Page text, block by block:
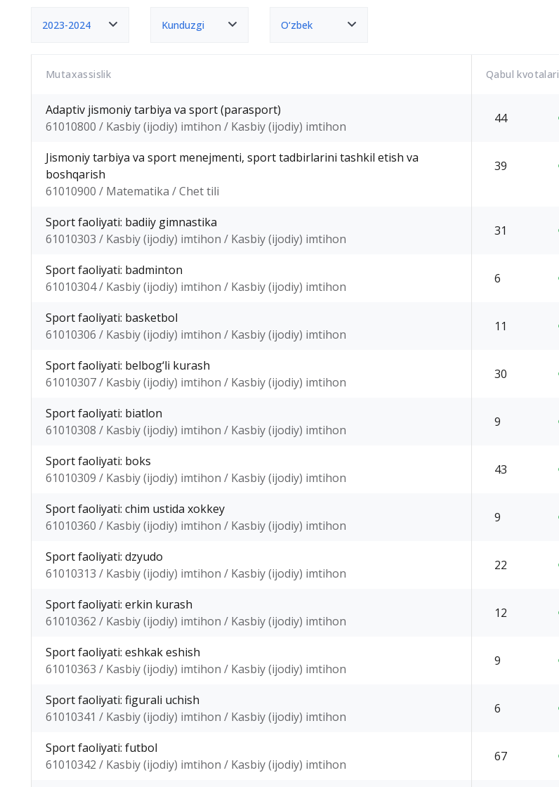
2023-2024 Kunduzgi O‘zbek
Mutaxassislik Qabul kvotalari
Adaptiv jismoniy tarbiya va sport (parasport)
61010800 / Kasbiy (ijodiy) imtihon / Kasbiy (ijodiy) imtihon
44
Jismoniy tarbiya va sport menejmenti, sport tadbirlarini tashkil etish va
boshqarish
61010900 / Matematika / Chet tili
39
Sport faoliyati: badiiy gimnastika
61010303 / Kasbiy (ijodiy) imtihon / Kasbiy (ijodiy) imtihon
31
Sport faoliyati: badminton
61010304 / Kasbiy (ijodiy) imtihon / Kasbiy (ijodiy) imtihon
6
Sport faoliyati: basketbol
61010306 / Kasbiy (ijodiy) imtihon / Kasbiy (ijodiy) imtihon
11
Sport faoliyati: belbog‘li kurash
61010307 / Kasbiy (ijodiy) imtihon / Kasbiy (ijodiy) imtihon
30
Sport faoliyati: biatlon
61010308 / Kasbiy (ijodiy) imtihon / Kasbiy (ijodiy) imtihon
9
Sport faoliyati: boks
61010309 / Kasbiy (ijodiy) imtihon / Kasbiy (ijodiy) imtihon
43
Sport faoliyati: chim ustida xokkey
61010360 / Kasbiy (ijodiy) imtihon / Kasbiy (ijodiy) imtihon
9
Sport faoliyati: dzyudo
61010313 / Kasbiy (ijodiy) imtihon / Kasbiy (ijodiy) imtihon
22
Sport faoliyati: erkin kurash
61010362 / Kasbiy (ijodiy) imtihon / Kasbiy (ijodiy) imtihon
12
Sport faoliyati: eshkak eshish
61010363 / Kasbiy (ijodiy) imtihon / Kasbiy (ijodiy) imtihon
9
Sport faoliyati: figurali uchish
61010341 / Kasbiy (ijodiy) imtihon / Kasbiy (ijodiy) imtihon
6
Sport faoliyati: futbol
61010342 / Kasbiy (ijodiy) imtihon / Kasbiy (ijodiy) imtihon
67